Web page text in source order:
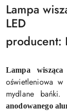
Lampa
LED
producent:
Lampa
oświetleniowa w
mydlane bańki.
anodowanego